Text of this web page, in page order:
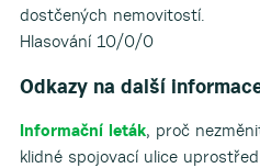
dostčených nemovitostí.
Hlasování 10/0/0
Odkazy na další
Informační leták, proč
klidné spojovací ulice